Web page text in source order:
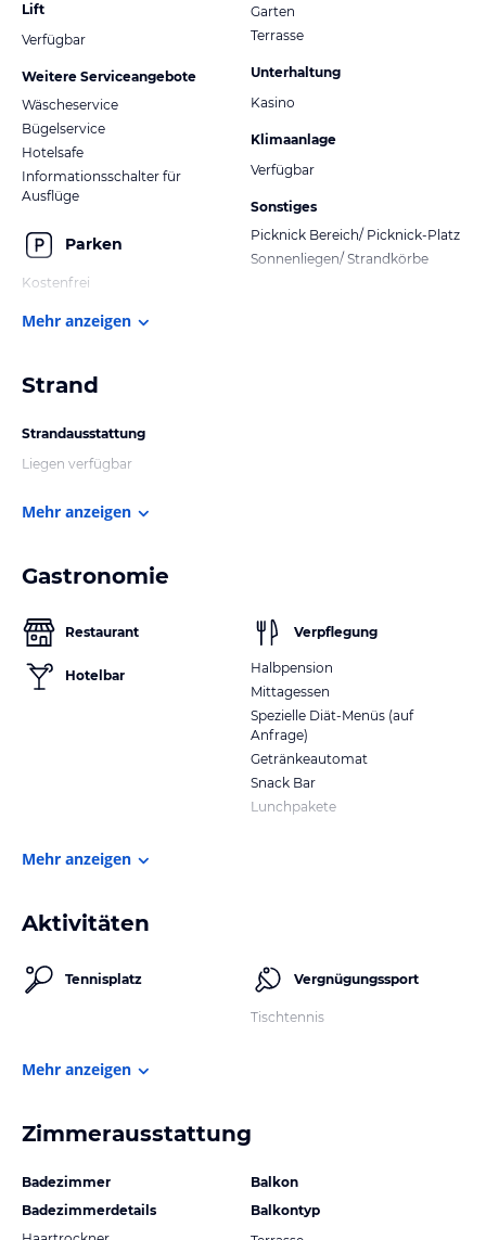
Lift
Verfügbar
Weitere Serviceangebote
Wäscheservice
Bügelservice
Hotelsafe
Informationsschalter für
Ausflüge
Parken
Kostenfrei
Garten
Terrasse
Unterhaltung
Kasino
Klimaanlage
Verfügbar
Sonstiges
Picknick Bereich/ Picknick-Platz
Sonnenliegen/ Strandkörbe
Mehr anzeigen
Strand
Strandausstattung
Liegen verfügbar
Mehr anzeigen
Gastronomie
Restaurant
Hotelbar
Verpflegung
Halbpension
Mittagessen
Spezielle Diät-Menüs (auf
Anfrage)
Getränkeautomat
Snack Bar
Lunchpakete
Mehr anzeigen
Aktivitäten
Tennisplatz Vergnügungssport
Tischtennis
Mehr anzeigen
Zimmerausstattung
Badezimmer
Badezimmerdetails
Balkon
Balkontyp